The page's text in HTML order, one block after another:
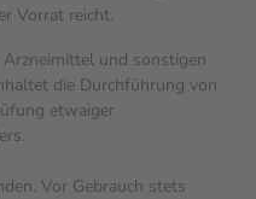
Vorrat reicht.
und sonstigen
die Durchführung von
etwaiger
Vor Gebrauch stets